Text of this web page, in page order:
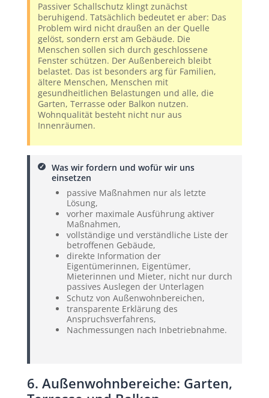
Passiver Schallschutz klingt zunächst
beruhigend. Tatsächlich bedeutet er aber: Das
Problem wird nicht draußen an der Quelle
gelöst, sondern erst am Gebäude. Die
Menschen sollen sich durch geschlossene
Fenster schützen. Der Außenbereich bleibt
belastet. Das ist besonders arg für Familien,
ältere Menschen, Menschen mit
gesundheitlichen Belastungen und alle, die
Garten, Terrasse oder Balkon nutzen.
Wohnqualität besteht nicht nur aus
Innenräumen.
Was wir fordern und wofür wir uns
einsetzen
passive Maßnahmen nur als letzte
Lösung,
vorher maximale Ausführung aktiver
Maßnahmen,
vollständige und verständliche Liste der
betroffenen Gebäude,
direkte Information der
Eigentümerinnen, Eigentümer,
Mieterinnen und Mieter, nicht nur durch
passives Auslegen der Unterlagen
Schutz von Außenwohnbereichen,
transparente Erklärung des
Anspruchsverfahrens,
Nachmessungen nach Inbetriebnahme.
6. Außenwohnbereiche: Garten,